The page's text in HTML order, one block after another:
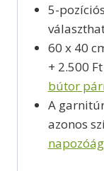
5-
60 x 40
+ 2.500
bútor
A
azonos